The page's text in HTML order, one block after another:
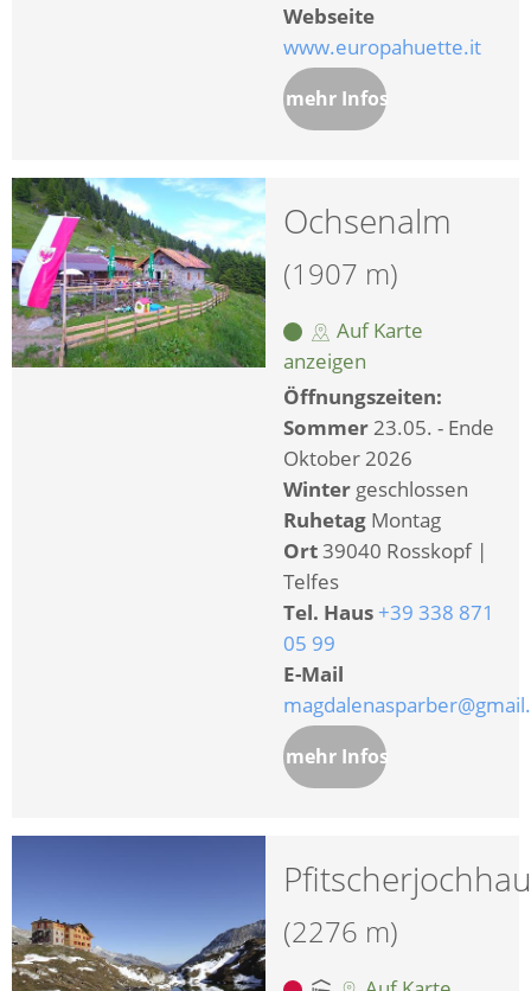
Webseite
www.europahuette.it
mehr Infos
Ochsenalm
(1907 m)
Auf Karte
anzeigen
Öffnungszeiten:
Sommer23.05. - Ende
Oktober 2026
Winter geschlossen
Ruhetag Montag
Ort39040 Rosskopf |
Telfes
Tel. Haus +39 338 871
05 99
E-Mail
mehr Infos
(2276 m)